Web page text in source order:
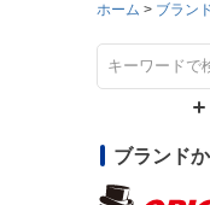
ホーム ブラン
ブランド